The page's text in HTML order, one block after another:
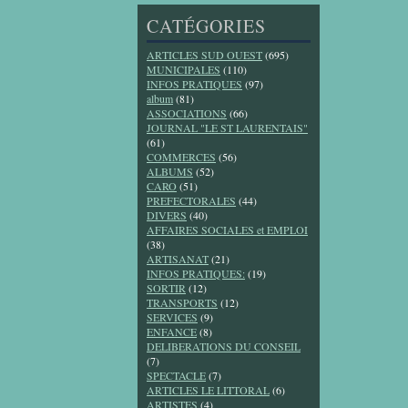
CATÉGORIES
ARTICLES SUD OUEST(695)
MUNICIPALES (110)
INFOS PRATIQUES (97)
album(81)
ASSOCIATIONS (66)
JOURNAL "LE ST LAURENTAIS"
(61)
COMMERCES (56)
ALBUMS (52)
CARO (51)
PREFECTORALES (44)
DIVERS (40)
AFFAIRES SOCIALES et EMPLOI
(38)
ARTISANAT(21)
INFOS PRATIQUES: (19)
SORTIR (12)
TRANSPORTS (12)
SERVICES (9)
ENFANCE(8)
DELIBERATIONS DU CONSEIL
(7)
SPECTACLE(7)
ARTICLES LE LITTORAL(6)
ARTISTES (4)